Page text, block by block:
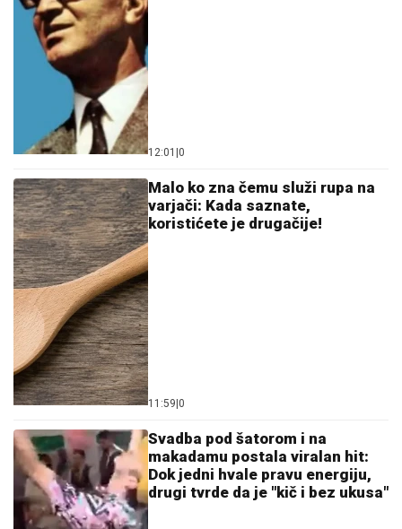
12:01 |0
Malo ko zna čemu služi rupa na
varjači: Kada saznate,
koristićete je drugačije!
11:59|0
Svadba pod šatorom i na
makadamu postala viralan hit:
Dok jedni hvale pravu energiju,
drugi tvrde da je "kič i bez ukusa"